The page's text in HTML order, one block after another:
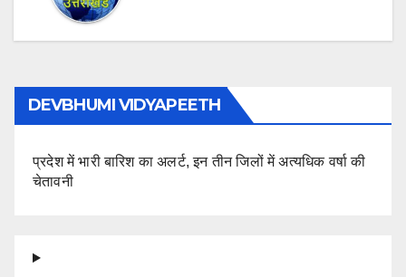
DEVBHUMI VIDYAPEETH
प्रदेश में भारी बारिश का अलर्ट, इन तीन जिलों में अत्यधिक वर्षा की
चेतावनी